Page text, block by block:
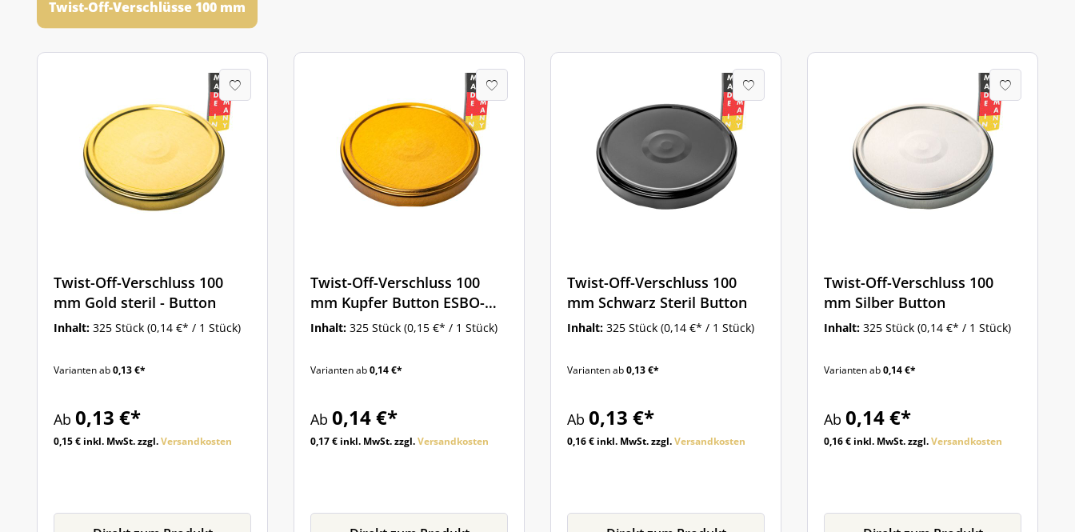
Twist-Off-Verschlüsse 100 mm
Twist-Off-Verschluss 100
mm Gold steril - Button
Inhalt: 325 Stück (0,14 €* / 1 Stück)
Varianten ab0,13 €*
Ab 0,13 €*
0,15 € inkl. MwSt. zzgl.Versandkosten
Twist-Off-Verschluss 100
mm Kupfer Button ESBO-
reduziert
Inhalt: 325 Stück (0,15 €* / 1 Stück)
Varianten ab0,14 €*
Ab 0,14 €*
0,17 € inkl. MwSt. zzgl.Versandkosten
Twist-Off-Verschluss 100
mm Schwarz Steril Button
Inhalt: 325 Stück (0,14 €* / 1 Stück)
Varianten ab0,13 €*
Ab 0,13 €*
0,16 € inkl. MwSt. zzgl.Versandkosten
Twist-Off-Verschluss 100
mm Silber Button
Inhalt: 325 Stück (0,14 €* / 1 Stück)
Varianten ab0,14 €*
Ab 0,14 €*
0,16 € inkl. MwSt. zzgl.Versandkosten